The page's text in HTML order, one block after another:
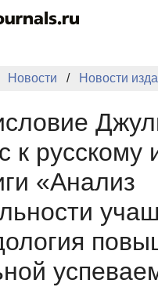
содержанию
НОВОСТИ
ПОДАТЬ РУКОПИСЬ
КЛЮЧЕВЫЕ СЛОВА
Новости Новости
к русскому
«Анализ